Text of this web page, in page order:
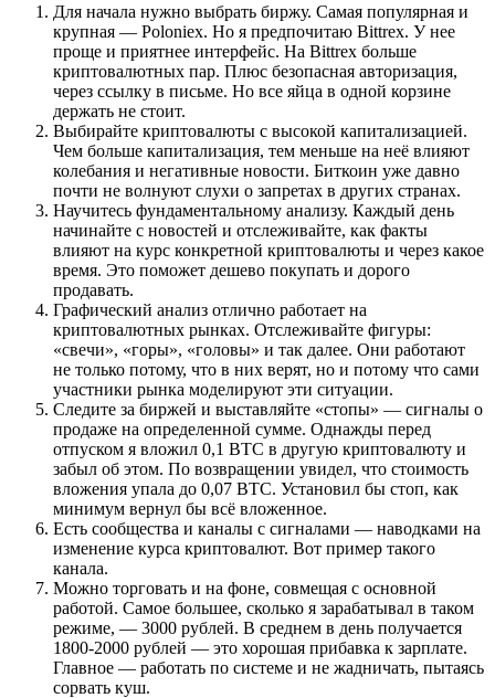
Для начала нужно выбрать биржу. Самая популярная и
крупная — Poloniex. Но я предпочитаю Bittrex. У нее
проще и приятнее интерфейс. На Bittrex больше
криптовалютных пар. Плюс безопасная авторизация,
через ссылку в письме. Но все яйца в одной корзине
держать не стоит.
Выбирайте криптовалюты с высокой капитализацией.
Чем больше капитализация, тем меньше на неё влияют
колебания и негативные новости. Биткоин уже давно
почти не волнуют слухи о запретах в других странах.
Научитесь фундаментальному анализу. Каждый день
начинайте с новостей и отслеживайте, как факты
влияют на курс конкретной криптовалюты и через какое
время. Это поможет дешево покупать и дорого
продавать.
Графический анализ отлично работает на
криптовалютных рынках. Отслеживайте фигуры:
«свечи», «горы», «головы» и так далее. Они работают
не только потому, что в них верят, но и потому что сами
участники рынка моделируют эти ситуации.
Следите за биржей и выставляйте «стопы» — сигналы о
продаже на определенной сумме. Однажды перед
отпуском я вложил 0,1 BTC в другую криптовалюту и
забыл об этом. По возвращении увидел, что стоимость
вложения упала до 0,07 BTC. Установил бы стоп, как
минимум вернул бы всё вложенное.
Есть сообщества и каналы с сигналами — наводками на
изменение курса криптовалют. Вот пример такого
канала.
Можно торговать и на фоне, совмещая с основной
работой. Самое большее, сколько я зарабатывал в таком
режиме, — 3000 рублей. В среднем в день получается
1800-2000 рублей — это хорошая прибавка к зарплате.
Главное — работать по системе и не жадничать, пытаясь
сорвать куш.